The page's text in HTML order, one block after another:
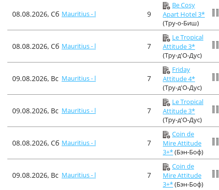
08.08.2026, Сб Mauritius - l 9
Be Cosy
Apart Hotel 3*
(Тру-о-Биш)
08.08.2026, Сб Mauritius - l 7
Le Tropical
Attitude 3*
(Тру-д'О-Дус)
09.08.2026, Вс Mauritius - l 7
Friday
Attitude 4*
(Тру-д'О-Дус)
09.08.2026, Вс Mauritius - l 7
Le Tropical
Attitude 3*
(Тру-д'О-Дус)
08.08.2026, Сб Mauritius - l 7
Coin de
Mire Attitude
3+*(Бэн-Боф)
09.08.2026, Вс Mauritius - l 7
Coin de
Mire Attitude
3+*(Бэн-Боф)